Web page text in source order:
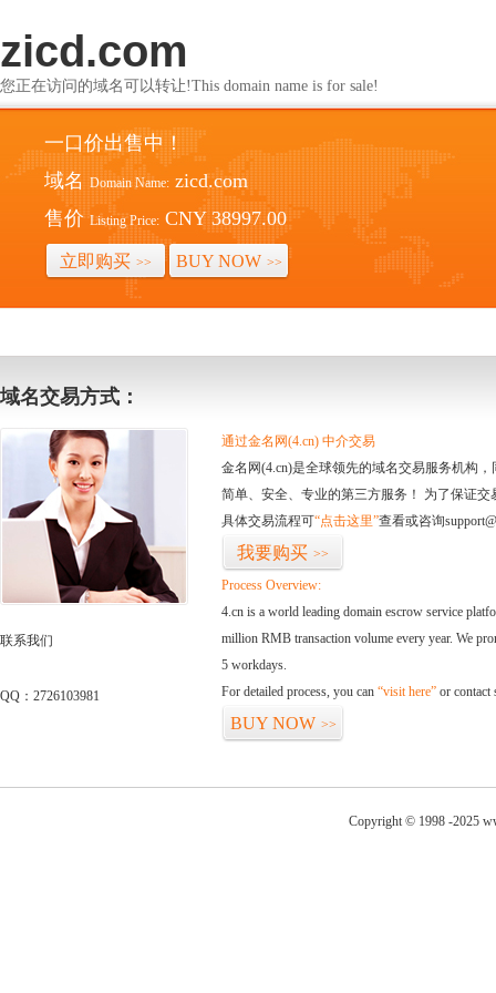
zicd.com
您正在访问的域名可以转让!This domain name is for sale!
一口价出售中！
域名 Domain Name: zicd.com
售价 Listing Price: CNY 38997.00
立即购买 >> BUY NOW >>
域名交易方式：
联系我们
QQ：2726103981
通过金名网(4.cn) 中介交易
金名网(4.cn)是全球领先的域名交易服务机构
简单、安全、专业的第三方服务！ 为了保证
具体交易流程可“点击这里”查看或咨询
我要购买 >>
Process Overview:
4.cn is a world leading domain escrow service
million RMB transaction volume every year. We
5 workdays.
For detailed process, you can “visit here” or contact
BUY NOW >>
Copyright © 1998 -2025